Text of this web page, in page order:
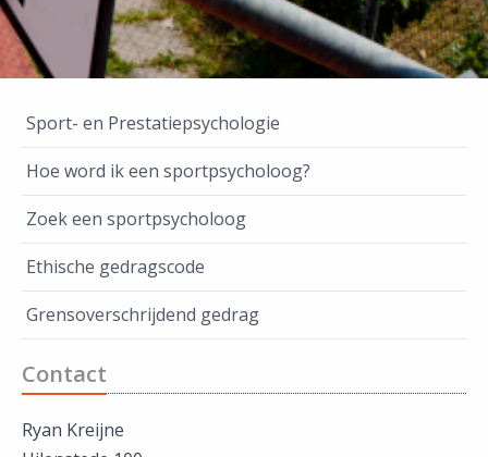
Sport- en Prestatiepsychologie
Hoe word ik een sportpsycholoog?
Zoek een sportpsycholoog
Ethische gedragscode
Grensoverschrijdend gedrag
Contact
Ryan Kreijne